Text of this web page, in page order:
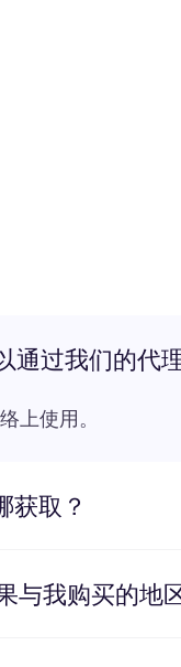
通过我们的代
上使用。
获取？
与我购买的地